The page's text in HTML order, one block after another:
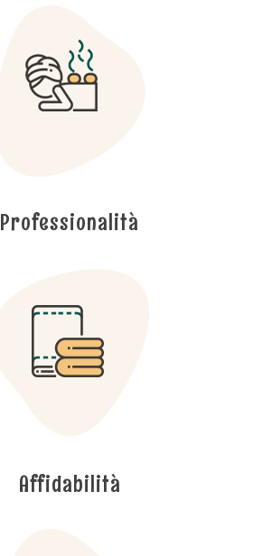
Professionalità
Affidabilità